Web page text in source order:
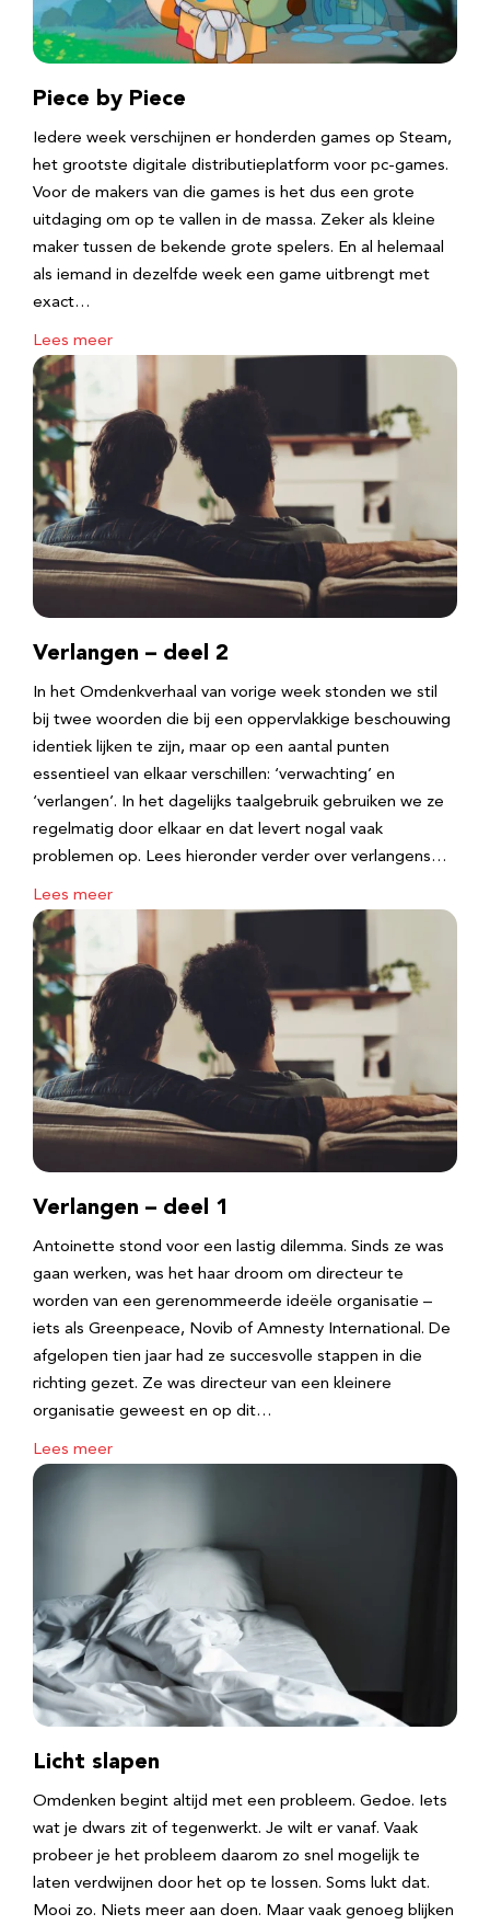
Piece by Piece
Iedere week verschijnen er honderden games op Steam,
het grootste digitale distributieplatform voor pc-games.
Voor de makers van die games is het dus een grote
uitdaging om op te vallen in de massa. Zeker als kleine
maker tussen de bekende grote spelers. En al helemaal
als iemand in dezelfde week een game uitbrengt met
exact…
Lees meer
Verlangen – deel 2
In het Omdenkverhaal van vorige week stonden we stil
bij twee woorden die bij een oppervlakkige beschouwing
identiek lijken te zijn, maar op een aantal punten
essentieel van elkaar verschillen: ‘verwachting’ en
‘verlangen’. In het dagelijks taalgebruik gebruiken we ze
regelmatig door elkaar en dat levert nogal vaak
problemen op. Lees hieronder verder over verlangens…
Lees meer
Verlangen – deel 1
Antoinette stond voor een lastig dilemma. Sinds ze was
gaan werken, was het haar droom om directeur te
worden van een gerenommeerde ideële organisatie –
iets als Greenpeace, Novib of Amnesty International. De
afgelopen tien jaar had ze succesvolle stappen in die
richting gezet. Ze was directeur van een kleinere
organisatie geweest en op dit…
Lees meer
Licht slapen
Omdenken begint altijd met een probleem. Gedoe. Iets
wat je dwars zit of tegenwerkt. Je wilt er vanaf. Vaak
probeer je het probleem daarom zo snel mogelijk te
laten verdwijnen door het op te lossen. Soms lukt dat.
Mooi zo. Niets meer aan doen. Maar vaak genoeg blijken